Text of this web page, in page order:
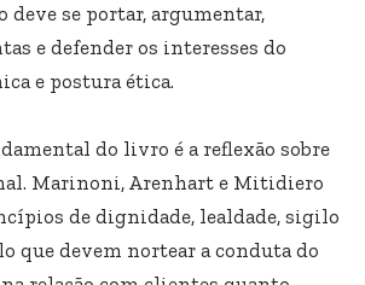
deve se portar, argumentar,
e defender os interesses do
e postura ética.
do livro é a reflexão sobre
Marinoni, Arenhart e Mitidiero
de dignidade, lealdade, sigilo
que devem nortear a conduta do